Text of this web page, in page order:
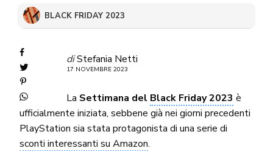
BLACK FRIDAY 2023
diStefania Netti
17 NOVEMBRE 2023
La Settimana del Black Friday 2023 è
ufficialmente iniziata, sebbene già nei giorni precedenti
PlayStation sia stata protagonista di una serie di
sconti interessanti su Amazon.